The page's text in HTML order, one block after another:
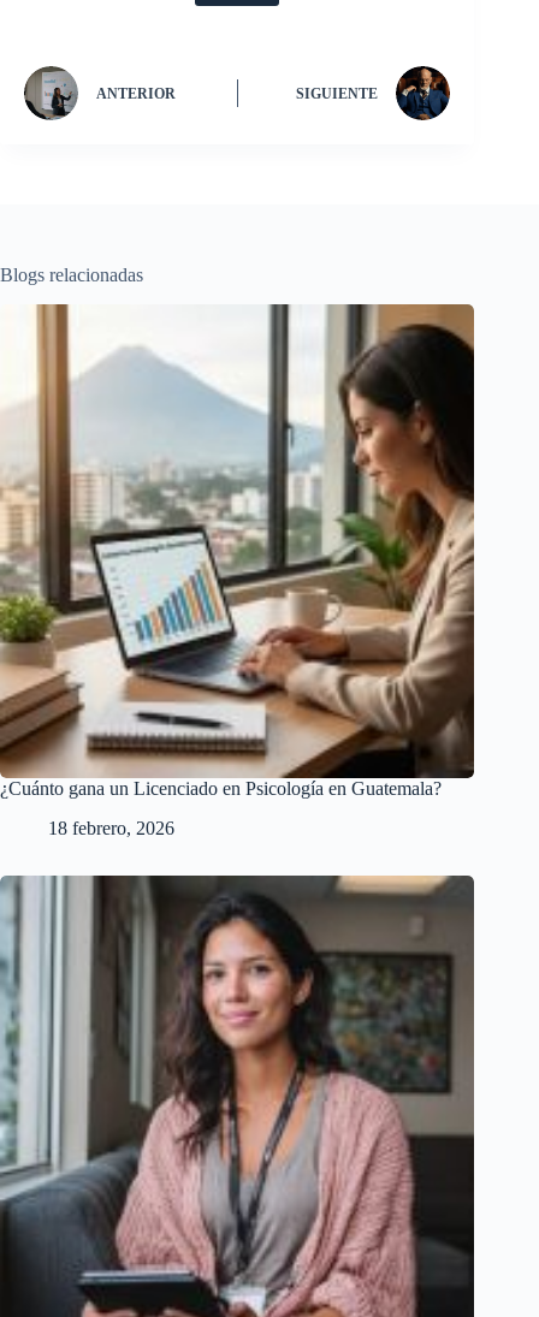
ANTERIOR SIGUIENTE
Blogs relacionadas
¿Cuánto gana un Licenciado en Psicología en Guatemala?
18 febrero, 2026